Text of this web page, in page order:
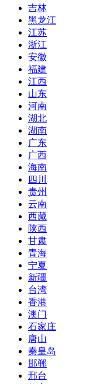
吉林
黑龙江
江苏
浙江
安徽
福建
江西
山东
河南
湖北
湖南
广东
广西
海南
四川
贵州
云南
西藏
陕西
甘肃
青海
宁夏
新疆
台湾
香港
澳门
石家庄
唐山
秦皇岛
邯郸
邢台